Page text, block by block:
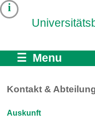
i
☰ Menu
Kontakt &
Auskunft